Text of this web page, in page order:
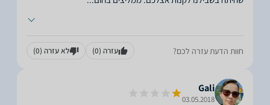
חוות הדעת עזרה לכם? עזרה (0) לא עזרה (0)
Gali
03.05.2018